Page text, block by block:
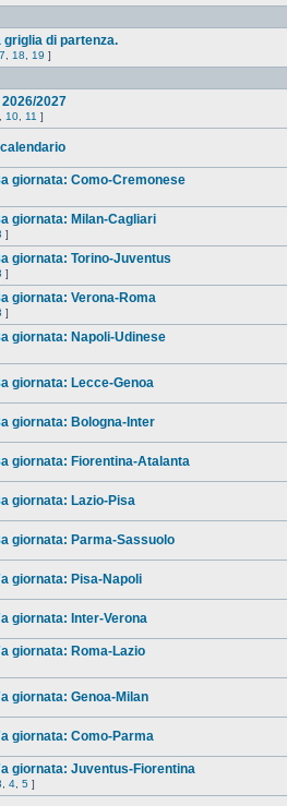
griglia di partenza.
18 19 ]
2027
10 11 ]
giornata: Como-Cremonese
giornata: Milan-Cagliari
]
giornata: Torino-Juventus
]
giornata: Verona-Roma
]
giornata: Napoli-Udinese
giornata: Lecce-Genoa
giornata: Bologna-Inter
giornata: Fiorentina-Atalanta
giornata: Lazio-Pisa
giornata: Parma-Sassuolo
giornata: Pisa-Napoli
giornata: Inter-Verona
giornata: Roma-Lazio
giornata: Genoa-Milan
giornata: Como-Parma
giornata: Juventus-Fiorentina
4 5 ]